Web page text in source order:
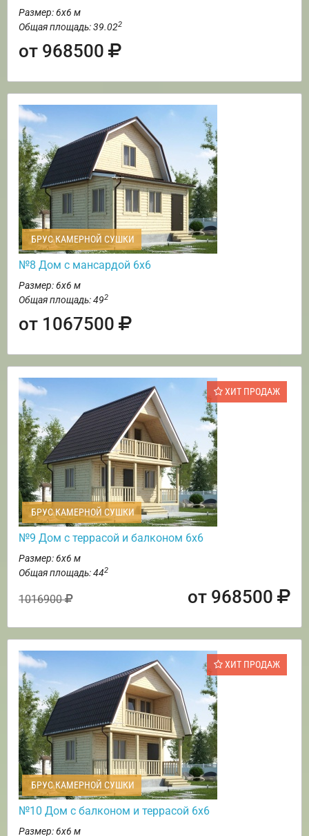
Размер: 6х6 м
Общая площадь: 39.022
от 968500
БРУС КАМЕРНОЙ СУШКИ
№8 Дом с мансардой 6х6
Размер: 6х6 м
Общая площадь: 492
от 1067500
ХИТ ПРОДАЖ
БРУС КАМЕРНОЙ СУШКИ
№9 Дом с террасой и балконом 6х6
Размер: 6х6 м
Общая площадь: 442
1016900 от 968500
ХИТ ПРОДАЖ
БРУС КАМЕРНОЙ СУШКИ
№10 Дом с балконом и террасой 6х6
Размер: 6х6 м